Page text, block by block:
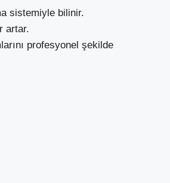
sistemiyle bilinir.
artar.
profesyonel şekilde